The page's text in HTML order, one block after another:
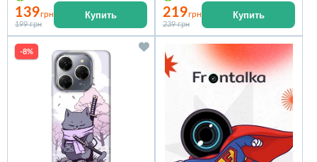
139грн
199 грн
Купить 219грн
239 грн
Купить
-8%